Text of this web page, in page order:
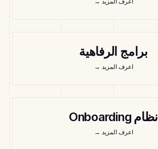
برامج الرفاهية
اعرف المزيد →
نظام Onboarding
اعرف المزيد →